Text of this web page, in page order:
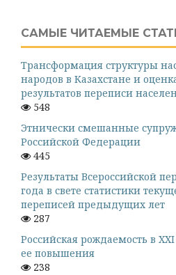
САМЫЕ ЧИТАЕМЫЕ
Трансформация структуры
народов в Казахстане и
результатов переписи
548
Этнически смешанные
Российской Федерации
445
Результаты Всероссийской
года в свете статистики
переписей предыдущих лет
287
Российская рождаемость в
ее повышения
238